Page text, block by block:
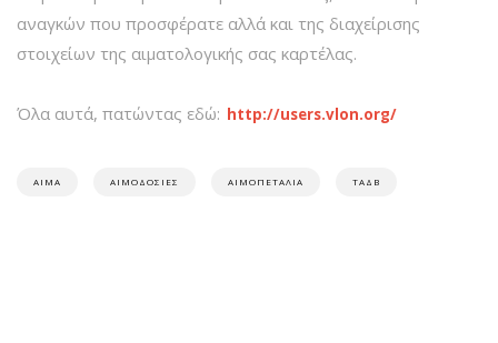
αναγκών που προσφέρατε αλλά και της διαχείρισης
στοιχείων της αιματολογικής σας καρτέλας.
Όλα αυτά, πατώντας εδώ: http://users.vlon.org/
ΑΊΜΑ ΑΙΜΟΔΟΣΊΕΣ ΑΙΜΟΠΕΤΆΛΙΑ ΤΑΔΒ